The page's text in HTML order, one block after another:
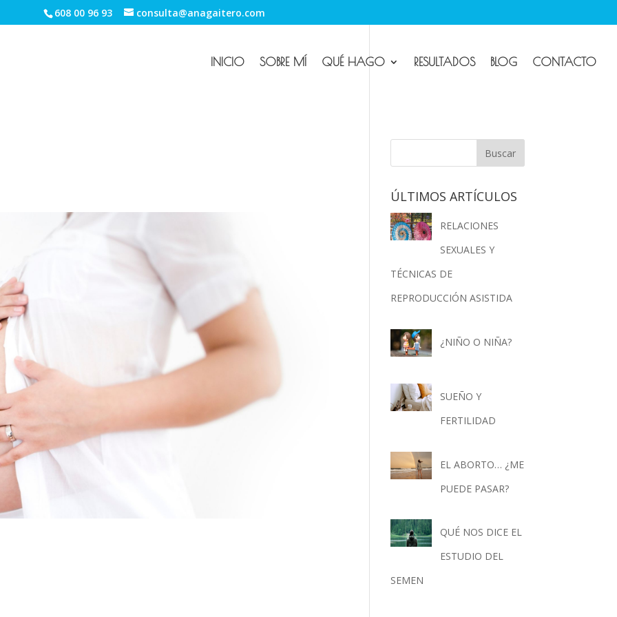
608 00 96 93 consulta@anagaitero.com
INICIO SOBRE MÍ QUÉ HAGO RESULTADOS BLOG CONTACTO
ÚLTIMOS ARTÍCULOS
RELACIONES
SEXUALES Y
TÉCNICAS DE
REPRODUCCIÓN ASISTIDA
¿NIÑO O NIÑA?
SUEÑO Y
FERTILIDAD
EL ABORTO… ¿ME
PUEDE PASAR?
QUÉ NOS DICE EL
ESTUDIO DEL
SEMEN